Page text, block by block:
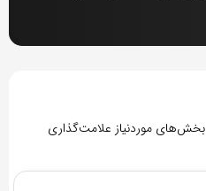
بخش‌های موردنیاز علامت‌گذاری